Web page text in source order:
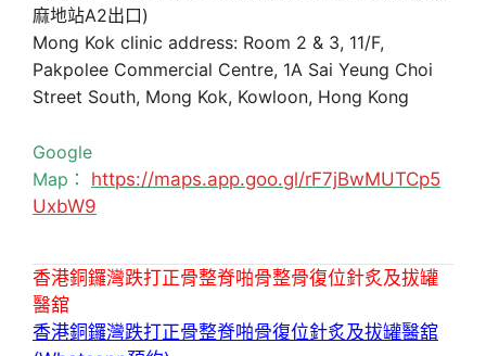
麻地站A2出口)
Mong Kok clinic address: Room 2 & 3, 11/F,
Pakpolee Commercial Centre, 1A Sai Yeung Choi
Street South, Mong Kok, Kowloon, Hong Kong
Google
Map： https://maps.app.goo.gl/rF7jBwMUTCp5
UxbW9
香港銅鑼灣跌打正骨整脊啪骨整骨復位針炙及拔罐
醫舘
香港銅鑼灣跌打正骨整脊啪骨復位針炙及拔罐醫舘